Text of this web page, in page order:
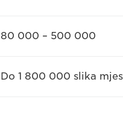
80 000 – 500 000
Do 1 800 000 slika